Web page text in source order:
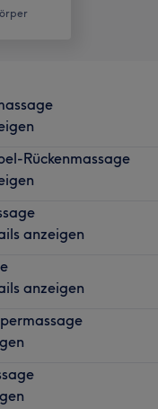
Rückenmassage
anzeigen
anzeigen